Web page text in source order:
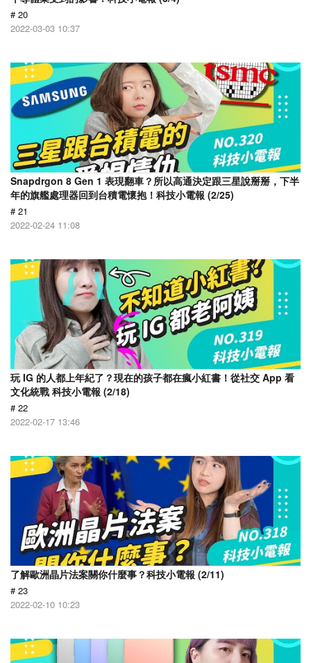
# 20
2022-03-03 10:37
Snapdrgon 8 Gen 1 表現翻車？所以高通決定跟三星說掰掰，下半
年的旗艦處理器回到台積電懷抱！科技小電報 (2/25)
# 21
2022-02-24 11:08
玩 IG 的人都上年紀了？現在的孩子都在瘋小紅書！從社交 App 看
文化統戰 科技小電報 (2/18)
# 22
2022-02-17 13:46
了解歐洲晶片法案關你什麼事？科技小電報 (2/11)
# 23
2022-02-10 10:23